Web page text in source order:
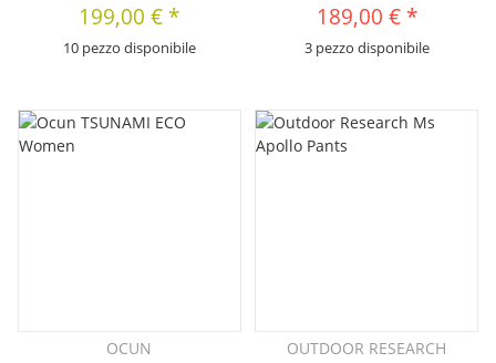
199,00 € *
10 pezzo disponibile
189,00 € *
3 pezzo disponibile
OCUN OUTDOOR RESEARCH